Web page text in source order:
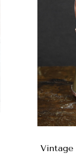
Vintage